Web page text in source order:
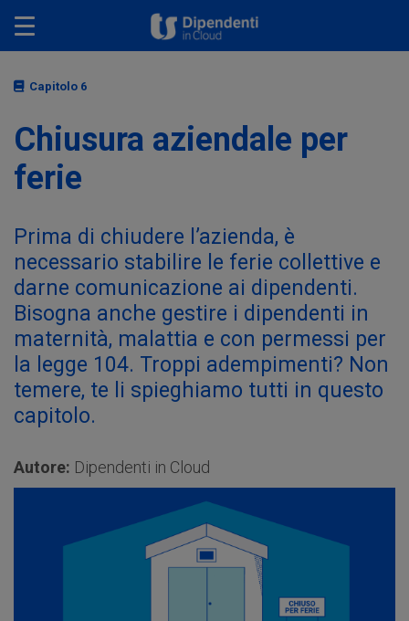
Toggle navigation
Capitolo 6
Chiusura aziendale per
ferie
Prima di chiudere l’azienda, è
necessario stabilire le ferie collettive e
darne comunicazione ai dipendenti.
Bisogna anche gestire i dipendenti in
maternità, malattia e con permessi per
la legge 104. Troppi adempimenti? Non
temere, te li spieghiamo tutti in questo
capitolo.
Autore: Dipendenti in Cloud